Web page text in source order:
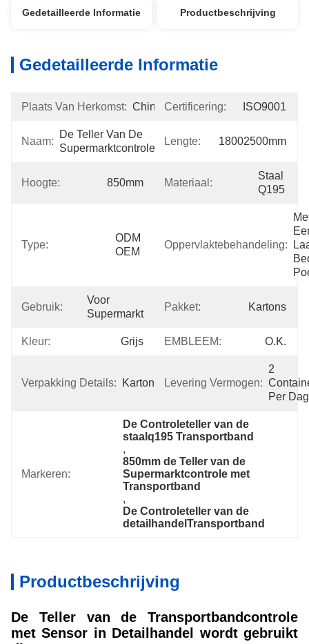
Gedetailleerde Informatie Productbeschrijving
Gedetailleerde Informatie
Plaats Van Herkomst: China Certificering: ISO9001
Naam:
De Teller Van De
Supermarktcontrole
Lengte: 18002500mm
Hoogte: 850mm Materiaal:
Staal
Q195
Type:
ODM
OEM
Oppervlaktebehandeling:
Gebruik:
Voor
Supermarkt
Pakket: Kartons
Kleur: Grijs EMBLEEM: O.K.
Verpakking Details: Kartons Levering Vermogen:
2
Per Dag
Markeren:
De Controleteller van de
staalq195 Transportband
,
850mm de Teller van de
Supermarktcontrole met
Transportband
,
De Controleteller van de
detailhandelTransportband
Productbeschrijving
De Teller van de Transportbandcontrole
met Sensor in Detailhandel wordt gebruikt